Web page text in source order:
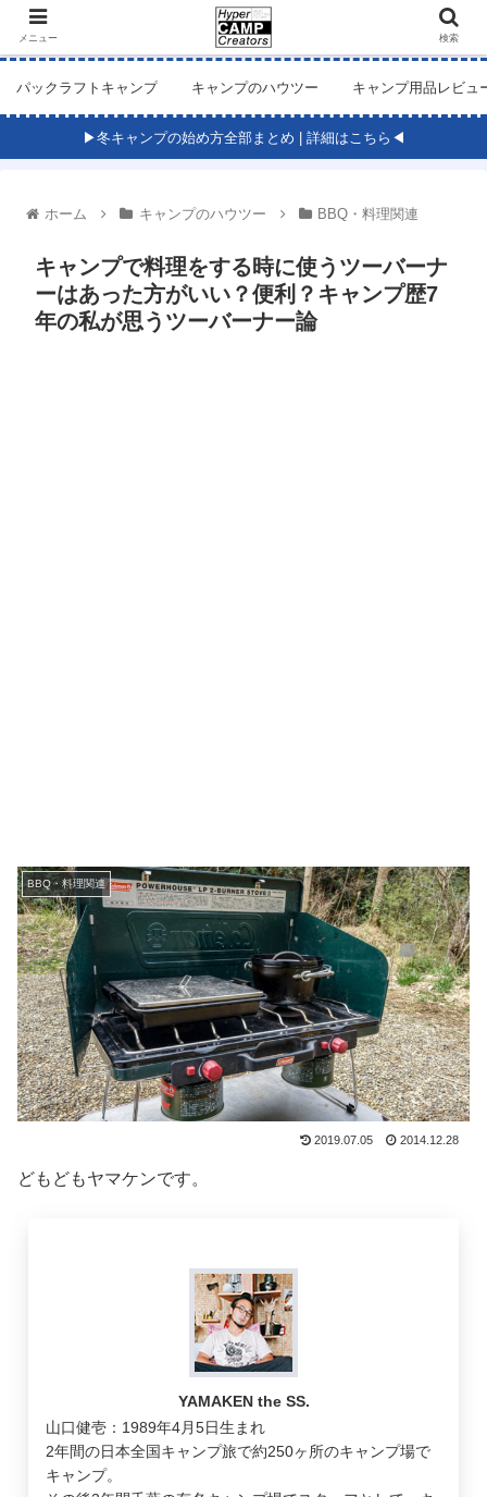
パックラフトキャンプ キャンプのハウツー キャンプ用品レビュ
▶冬キャンプの始め方全部まとめ | 詳細はこちら◀
ホーム キャンプのハウツー BBQ・料理関連
キャンプで料理をする時に使うツーバーナ
ーはあった方がいい？便利？キャンプ歴7
年の私が思うツーバーナー論
BBQ・料理関連
2019.07.05 2014.12.28
どもどもヤマケンです。
YAMAKEN the SS.
山口健壱：1989年4月5日生まれ
2年間の日本全国キャンプ旅で約250ヶ所のキャンプ場で
キャンプ。
メニュー 検索